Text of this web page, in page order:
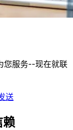
您服务--现在就联
送